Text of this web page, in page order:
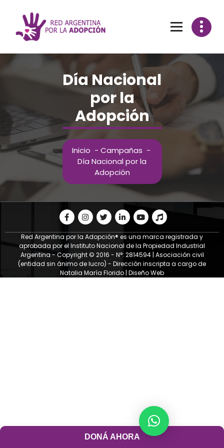
Día Nacional
por la
Adopción
Inicio - Campañas -
Día Nacional por la
Adopción
Red Argentina por la Adopción® es una marca registrada y
aprobada por el Instituto Nacional de la Propiedad Industrial
Argentina - Copyright © 2016 - N°: 2814594 | Asociación civil
(entidad sin ánimo de lucro) - Dirección inscripta a cargo de
Natalia María Florido | Diseño Web
DONÁ AHORA